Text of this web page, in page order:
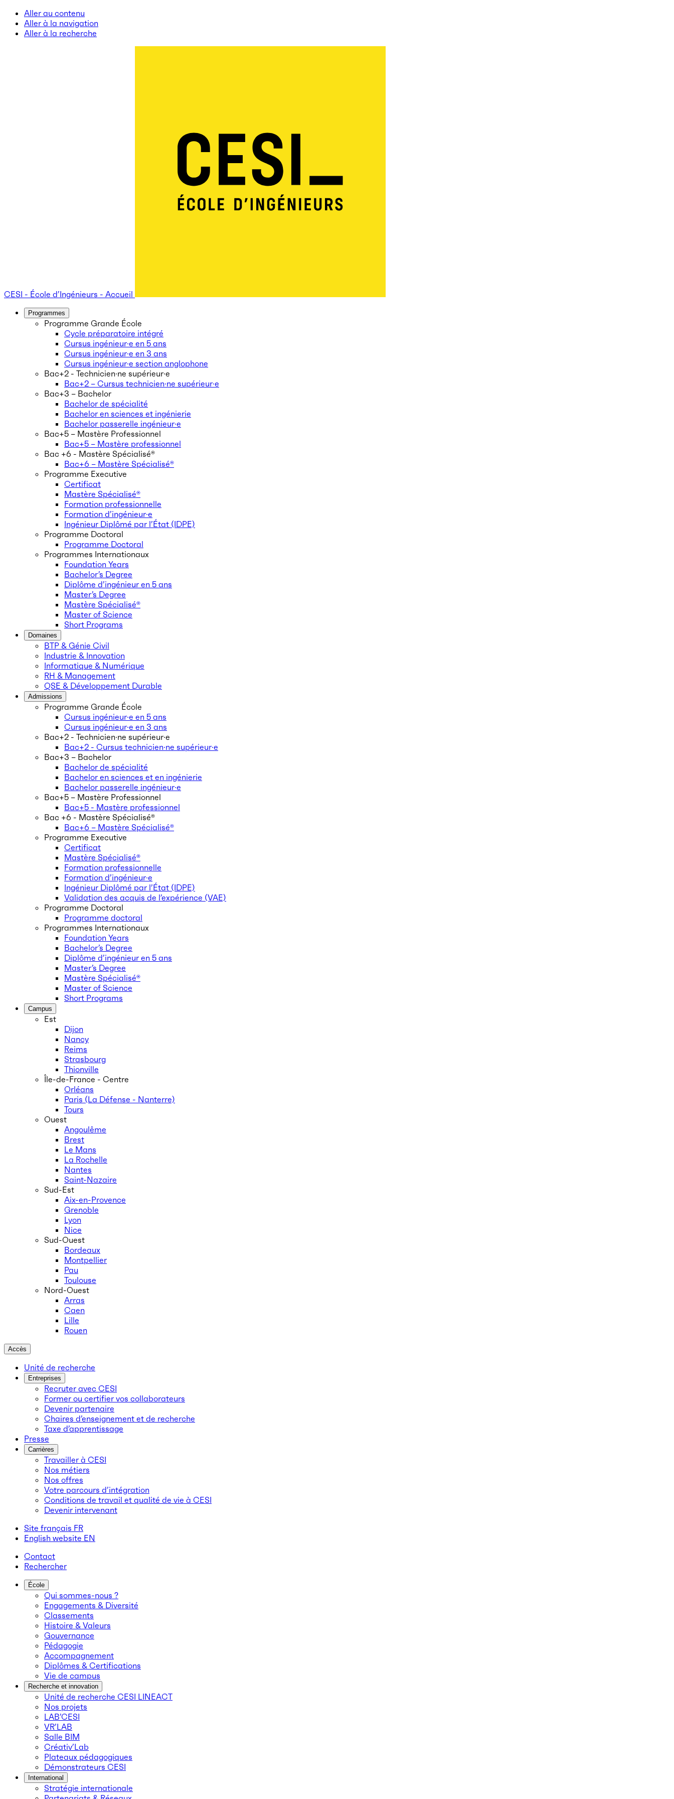
Aller au contenu
Aller à la navigation
Aller à la recherche
CESI - École d’Ingénieurs - Accueil
Programmes
Programme Grande École
Cycle préparatoire intégré
Cursus ingénieur·e en 5 ans
Cursus ingénieur·e en 3 ans
Cursus ingénieur·e section anglophone
Bac+2 - Technicien·ne supérieur·e
Bac+2 – Cursus technicien·ne supérieur·e
Bac+3 – Bachelor
Bachelor de spécialité
Bachelor en sciences et ingénierie
Bachelor passerelle ingénieur·e
Bac+5 – Mastère Professionnel
Bac+5 – Mastère professionnel
Bac +6 - Mastère Spécialisé®
Bac+6 – Mastère Spécialisé®
Programme Executive
Certificat
Mastère Spécialisé®
Formation professionnelle
Formation d’ingénieur·e
Ingénieur Diplômé par l’État (IDPE)
Programme Doctoral
Programme Doctoral
Programmes Internationaux
Foundation Years
Bachelor’s Degree
Diplôme d’ingénieur en 5 ans
Master’s Degree
Mastère Spécialisé®
Master of Science
Short Programs
Domaines
BTP & Génie Civil
Industrie & Innovation
Informatique & Numérique
RH & Management
QSE & Développement Durable
Admissions
Programme Grande École
Cursus ingénieur·e en 5 ans
Cursus ingénieur·e en 3 ans
Bac+2 - Technicien·ne supérieur·e
Bac+2 - Cursus technicien·ne supérieur·e
Bac+3 – Bachelor
Bachelor de spécialité
Bachelor en sciences et en ingénierie
Bachelor passerelle ingénieur·e
Bac+5 – Mastère Professionnel
Bac+5 - Mastère professionnel
Bac +6 - Mastère Spécialisé®
Bac+6 – Mastère Spécialisé®
Programme Executive
Certificat
Mastère Spécialisé®
Formation professionnelle
Formation d’ingénieur·e
Ingénieur Diplômé par l’État (IDPE)
Validation des acquis de l’expérience (VAE)
Programme Doctoral
Programme doctoral
Programmes Internationaux
Foundation Years
Bachelor’s Degree
Diplôme d’ingénieur en 5 ans
Master’s Degree
Mastère Spécialisé®
Master of Science
Short Programs
Campus
Est
Dijon
Nancy
Reims
Strasbourg
Thionville
Île-de-France - Centre
Orléans
Paris (La Défense - Nanterre)
Tours
Ouest
Angoulême
Brest
Le Mans
La Rochelle
Nantes
Saint-Nazaire
Sud-Est
Aix-en-Provence
Grenoble
Lyon
Nice
Sud-Ouest
Bordeaux
Montpellier
Pau
Toulouse
Nord-Ouest
Arras
Caen
Lille
Rouen
Accès
Unité de recherche
Entreprises
Recruter avec CESI
Former ou certifier vos collaborateurs
Devenir partenaire
Chaires d’enseignement et de recherche
Taxe d’apprentissage
Presse
Carrières
Travailler à CESI
Nos métiers
Nos offres
Votre parcours d’intégration
Conditions de travail et qualité de vie à CESI
Devenir intervenant
Site français FR
English website EN
Contact
Rechercher
École
Qui sommes-nous ?
Engagements & Diversité
Classements
Histoire & Valeurs
Gouvernance
Pédagogie
Accompagnement
Diplômes & Certifications
Vie de campus
Recherche et innovation
Unité de recherche CESI LINEACT
Nos projets
LAB’CESI
VR’LAB
Salle BIM
Créativ’Lab
Plateaux pédagogiques
Démonstrateurs CESI
International
Stratégie internationale